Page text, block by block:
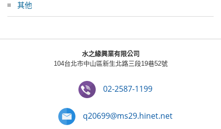
其他
水之緣興業有限公司
104台北市中山區新生北路三段19巷52號
02-2587-1199
q20699@ms29.hinet.net